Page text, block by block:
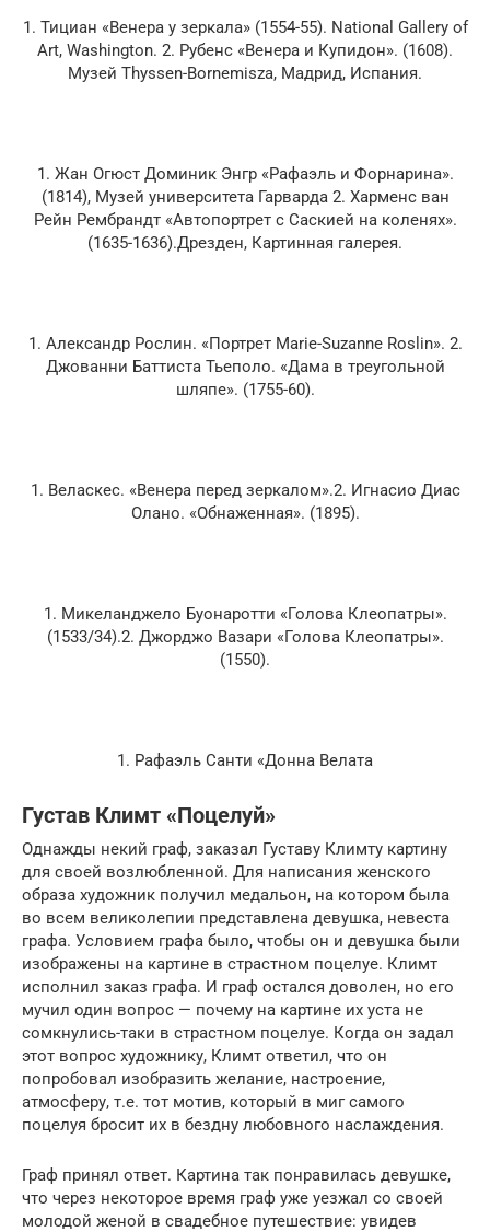
1. Тициан «Венера у зеркала» (1554-55). National Gallery of
Art, Washington. 2. Рубенс «Венера и Купидон». (1608).
Музей Thyssen-Bornemisza, Мадрид, Испания.
1. Жан Огюст Доминик Энгр «Рафаэль и Форнарина».
(1814), Музей университета Гарварда 2. Харменс ван
Рейн Рембрандт «Автопортрет с Саскией на коленях».
(1635-1636).Дрезден, Картинная галерея.
1. Александр Рослин. «Портрет Marie-Suzanne Roslin». 2.
Джованни Баттиста Тьеполо. «Дама в треугольной
шляпе». (1755-60).
1. Веласкес. «Венера перед зеркалом».2. Игнасио Диас
Олано. «Обнаженная». (1895).
1. Микеланджело Буонаротти «Голова Клеопатры».
(1533/34).2. Джорджо Вазари «Голова Клеопатры».
(1550).
1. Рафаэль Санти «Донна Велата
Густав Климт «Поцелуй»
Однажды некий граф, заказал Густаву Климту картину
для своей возлюбленной. Для написания женского
образа художник получил медальон, на котором была
во всем великолепии представлена девушка, невеста
графа. Условием графа было, чтобы он и девушка были
изображены на картине в страстном поцелуе. Климт
исполнил заказ графа. И граф остался доволен, но его
мучил один вопрос — почему на картине их уста не
сомкнулись-таки в страстном поцелуе. Когда он задал
этот вопрос художнику, Климт ответил, что он
попробовал изобразить желание, настроение,
атмосферу, т.е. тот мотив, который в миг самого
поцелуя бросит их в бездну любовного наслаждения.
Граф принял ответ. Картина так понравилась девушке,
что через некоторое время граф уже уезжал со своей
молодой женой в свадебное путешествие: увидев